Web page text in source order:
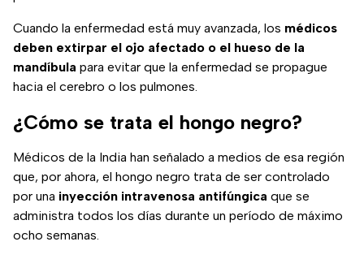
Cuando la enfermedad está muy avanzada, los médicos
deben extirpar el ojo afectado o el hueso de la
mandíbula para evitar que la enfermedad se propague
hacia el cerebro o los pulmones.
¿Cómo se trata el hongo negro?
Médicos de la India han señalado a medios de esa región
que, por ahora, el hongo negro trata de ser controlado
por una inyección intravenosa antifúngica que se
administra todos los días durante un período de máximo
ocho semanas.